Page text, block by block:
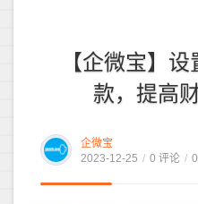
【企微宝】
款，提高
企微宝
2023-12-25 / 0 评论 /